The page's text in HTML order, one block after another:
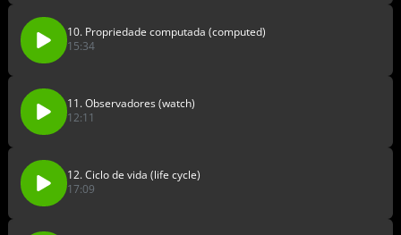
10. Propriedade computada (computed)
15:34
11. Observadores (watch)
12:11
12. Ciclo de vida (life cycle)
17:09